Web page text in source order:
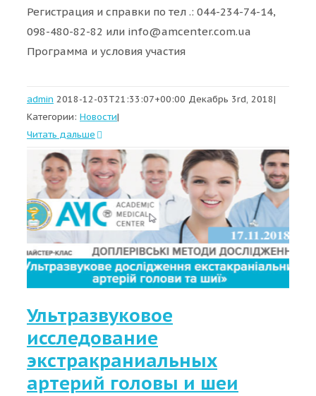
Регистрация и справки по тел .: 044-234-74-14,
098-480-82-82 или info@amcenter.com.ua
Программа и условия участия
admin 2018-12-03T21:33:07+00:00 Декабрь 3rd, 2018|
Категории: Новости|
Читать дальше
Ультразвуковое
исследование
экстракраниальных
артерий головы и шеи